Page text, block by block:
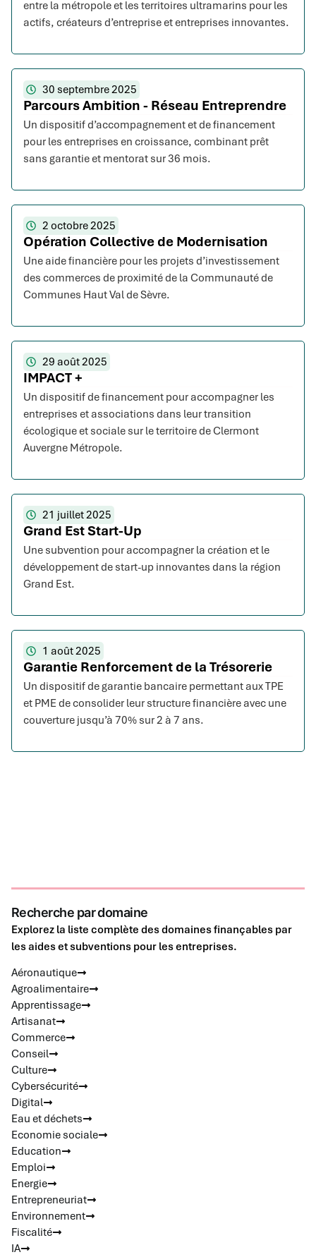
entre la métropole et les territoires ultramarins pour les
actifs, créateurs d’entreprise et entreprises innovantes.
30 septembre 2025
Parcours Ambition - Réseau Entreprendre
Un dispositif d’accompagnement et de financement
pour les entreprises en croissance, combinant prêt
sans garantie et mentorat sur 36 mois.
2 octobre 2025
Opération Collective de Modernisation
Une aide financière pour les projets d’investissement
des commerces de proximité de la Communauté de
Communes Haut Val de Sèvre.
29 août 2025
IMPACT +
Un dispositif de financement pour accompagner les
entreprises et associations dans leur transition
écologique et sociale sur le territoire de Clermont
Auvergne Métropole.
21 juillet 2025
Grand Est Start-Up
Une subvention pour accompagner la création et le
développement de start-up innovantes dans la région
Grand Est.
1 août 2025
Garantie Renforcement de la Trésorerie
Un dispositif de garantie bancaire permettant aux TPE
et PME de consolider leur structure financière avec une
couverture jusqu’à 70% sur 2 à 7 ans.
Recherche par domaine
Explorez la liste complète des domaines finançables par
les aides et subventions pour les entreprises.
Aéronautique
Agroalimentaire
Apprentissage
Artisanat
Commerce
Conseil
Culture
Cybersécurité
Digital
Eau et déchets
Economie sociale
Education
Emploi
Energie
Entrepreneuriat
Environnement
Fiscalité
IA